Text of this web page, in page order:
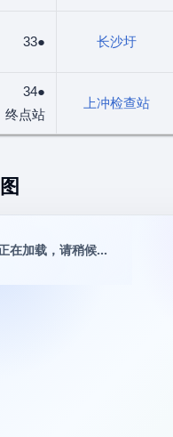
33● 长沙圩
34●
终点站
上冲检查站
在加载，请稍候...